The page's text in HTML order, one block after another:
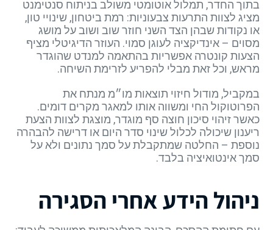
בתוך החדר, תמלול אוטומטי משולב בניתוח סנטימנט
מציג לצוות התרעות צבעוניות: רמת ביטחון, שינויי טון,
או נקודות שבהן הצד השני חוזר שוב ושוב על מושג
מסוים – אינדיקציה לעוגן סמוי. העוזר הדיגיטלי מציף
הצעות קונטרה אפשריות בהתאמה למנדט שהוגדר
מראש, וכל זאת מבלי להפריע לזרימת השיחה.
במקביל, מודול חיזוי תוצאות מו״מ מנתח את
הפרוטוקול החי ומשווה אותו למאגר מקרים דומים.
כאשר זיהוי סיכון חוצה סף מוגדר, מוצגת לצוות הצעת
ריענון שיכולה לכלול שינוי סדר היום או דרישה להבהרה
נוספת – החלטה שמתקבלת על סמך נתונים ולא על
סמך אינטואיציה בלבד.
ניהול הידע אחרי הסגירה